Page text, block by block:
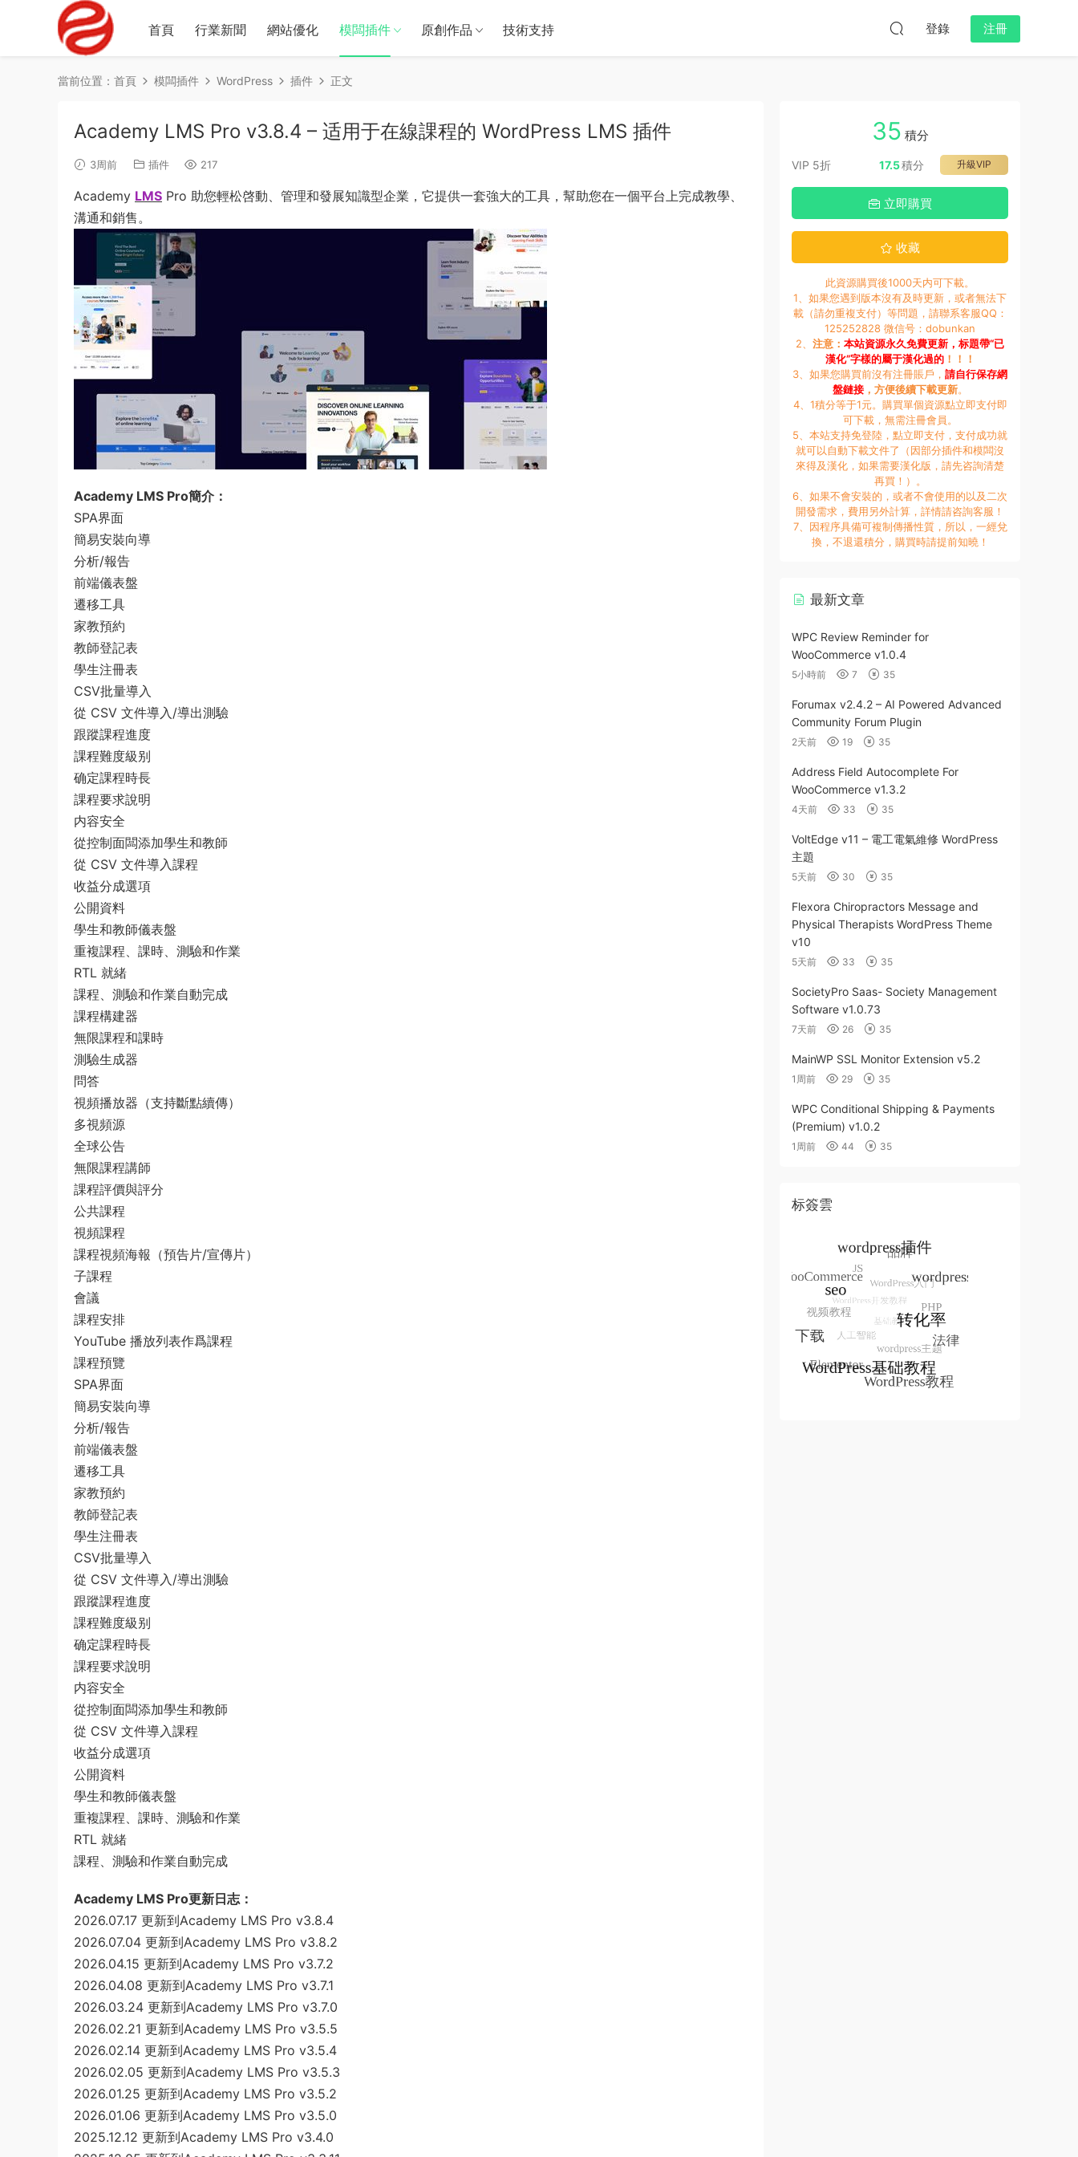
首頁 行業新聞 網站優化 模闆插件 原創作品 技術支持 登錄 注冊
當前位置： 首頁 模闆插件 WordPress 插件 正文
Academy LMS Pro v3.8.4 – 适用于在線課程的 WordPress LMS 插件
3周前 插件 217
Academy LMS Pro 助您輕松啓動、管理和發展知識型企業，它提供一套強大的工具，幫助您在一個平台上完成教學、
溝通和銷售。
Academy LMS Pro簡介：
SPA界面
簡易安裝向導
分析/報告
前端儀表盤
遷移工具
家教預約
教師登記表
學生注冊表
CSV批量導入
從 CSV 文件導入/導出測驗
跟蹤課程進度
課程難度級别
确定課程時長
課程要求說明
内容安全
從控制面闆添加學生和教師
從 CSV 文件導入課程
收益分成選項
公開資料
學生和教師儀表盤
重複課程、課時、測驗和作業
RTL 就緒
課程、測驗和作業自動完成
課程構建器
無限課程和課時
測驗生成器
問答
視頻播放器（支持斷點續傳）
多視頻源
全球公告
無限課程講師
課程評價與評分
公共課程
視頻課程
課程視頻海報（預告片/宣傳片）
子課程
會議
課程安排
YouTube 播放列表作爲課程
課程預覽
SPA界面
簡易安裝向導
分析/報告
前端儀表盤
遷移工具
家教預約
教師登記表
學生注冊表
CSV批量導入
從 CSV 文件導入/導出測驗
跟蹤課程進度
課程難度級别
确定課程時長
課程要求說明
内容安全
從控制面闆添加學生和教師
從 CSV 文件導入課程
收益分成選項
公開資料
學生和教師儀表盤
重複課程、課時、測驗和作業
RTL 就緒
課程、測驗和作業自動完成
Academy LMS Pro更新日志：
2026.07.17 更新到Academy LMS Pro v3.8.4
2026.07.04 更新到Academy LMS Pro v3.8.2
2026.04.15 更新到Academy LMS Pro v3.7.2
2026.04.08 更新到Academy LMS Pro v3.7.1
2026.03.24 更新到Academy LMS Pro v3.7.0
2026.02.21 更新到Academy LMS Pro v3.5.5
2026.02.14 更新到Academy LMS Pro v3.5.4
2026.02.05 更新到Academy LMS Pro v3.5.3
2026.01.25 更新到Academy LMS Pro v3.5.2
2026.01.06 更新到Academy LMS Pro v3.5.0
2025.12.12 更新到Academy LMS Pro v3.4.0
35 積分
VIP 5折 升級VIP
17.5積分
立即購買
收藏
此資源購買後1000天内可下載。
1、如果您遇到版本沒有及時更新，或者無法下
載（請勿重複支付）等問題，請聯系客服QQ：
125252828 微信号：dobunkan
2、 注意： 本站資源永久免費更新，标題帶“已
漢化”字樣的屬于漢化過的！！！
3、如果您購買前沒有注冊賬戶， 請自行保存網
盤鏈接，方便後續下載更新。
4、1積分等于1元。購買單個資源點立即支付即
可下載，無需注冊會員。
5、本站支持免登陸，點立即支付，支付成功就
就可以自動下載文件了（因部分插件和模闆沒
來得及漢化，如果需要漢化版，請先咨詢清楚
再買！）。
6、如果不會安裝的，或者不會使用的以及二次
開發需求，費用另外計算，詳情請咨詢客服！
7、因程序具備可複制傳播性質，所以，一經兌
換，不退還積分，購買時請提前知曉！
最新文章
WPC Review Reminder for
WooCommerce v1.0.4
5小時前 7 35
Forumax v2.4.2 – AI Powered Advanced
Community Forum Plugin
2天前 19 35
Address Field Autocomplete For
WooCommerce v1.3.2
4天前 33 35
VoltEdge v11 – 電工電氣維修 WordPress
主題
5天前 30 35
Flexora Chiropractors Message and
Physical Therapists WordPress Theme
v10
5天前 33 35
SocietyPro Saas- Society Management
Software v1.0.73
7天前 26 35
MainWP SSL Monitor Extension v5.2
1周前 29 35
WPC Conditional Shipping & Payments
(Premium) v1.0.2
1周前 44 35
标簽雲